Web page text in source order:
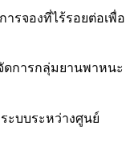
รจองที่ไร้รอยต่อเพื่อ
ดการกลุ่มยานพาหนะ
ะบบระหว่างศูนย์